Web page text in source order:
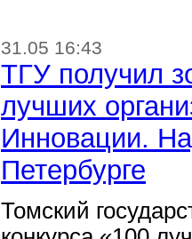
31.05 16:43
ТГУ получил
лучших
Инновации.
Петербурге
Томский